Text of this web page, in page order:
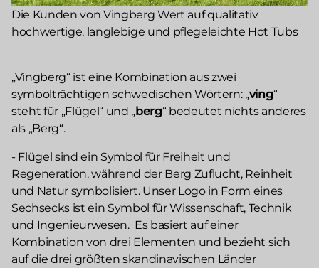
Die Kunden von Vingberg Wert auf qualitativ
hochwertige, langlebige und pflegeleichte Hot Tubs
„Vingberg“ ist eine Kombination aus zwei
symbolträchtigen schwedischen Wörtern: „ving“
steht für „Flügel“ und „berg“ bedeutet nichts anderes
als „Berg“.
- Flügel sind ein Symbol für Freiheit und
Regeneration, während der Berg Zuflucht, Reinheit
und Natur symbolisiert. Unser Logo in Form eines
Sechsecks ist ein Symbol für Wissenschaft, Technik
und Ingenieurwesen. Es basiert auf einer
Kombination von drei Elementen und bezieht sich
auf die drei größten skandinavischen Länder